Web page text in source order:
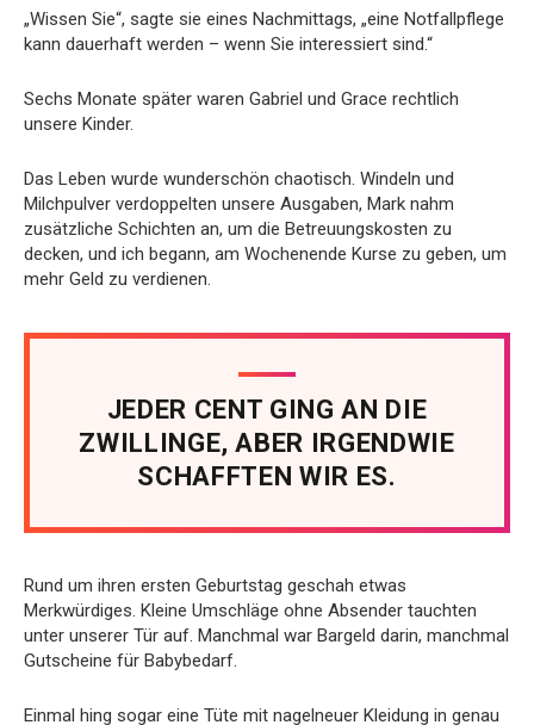
„Wissen Sie“, sagte sie eines Nachmittags, „eine Notfallpflege
kann dauerhaft werden – wenn Sie interessiert sind.“
Sechs Monate später waren Gabriel und Grace rechtlich
unsere Kinder.
Das Leben wurde wunderschön chaotisch. Windeln und
Milchpulver verdoppelten unsere Ausgaben, Mark nahm
zusätzliche Schichten an, um die Betreuungskosten zu
decken, und ich begann, am Wochenende Kurse zu geben, um
mehr Geld zu verdienen.
JEDER CENT GING AN DIE
ZWILLINGE, ABER IRGENDWIE
SCHAFFTEN WIR ES.
Rund um ihren ersten Geburtstag geschah etwas
Merkwürdiges. Kleine Umschläge ohne Absender tauchten
unter unserer Tür auf. Manchmal war Bargeld darin, manchmal
Gutscheine für Babybedarf.
Einmal hing sogar eine Tüte mit nagelneuer Kleidung in genau